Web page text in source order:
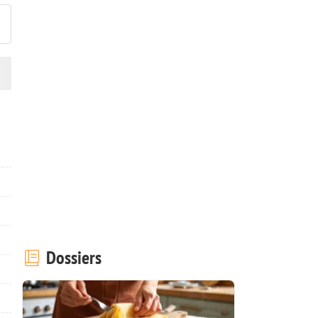
Dossiers